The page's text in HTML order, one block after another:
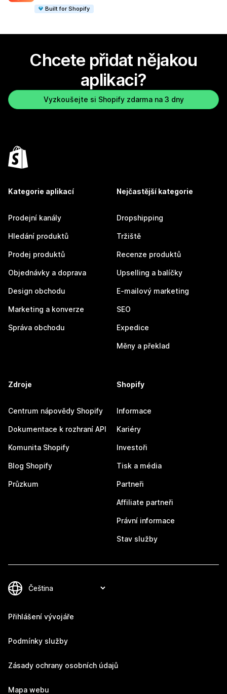
Built for Shopify
Chcete přidat nějakou
aplikaci?
Vyzkoušejte si Shopify zdarma na 3 dny
Kategorie aplikací
Prodejní kanály
Hledání produktů
Prodej produktů
Objednávky a doprava
Design obchodu
Marketing a konverze
Správa obchodu
Nejčastější kategorie
Dropshipping
Tržiště
Recenze produktů
Upselling a balíčky
E-mailový marketing
SEO
Expedice
Měny a překlad
Zdroje
Centrum nápovědy Shopify
Dokumentace k rozhraní API
Komunita Shopify
Blog Shopify
Průzkum
Shopify
Informace
Kariéry
Investoři
Tisk a média
Partneři
Affiliate partneři
Právní informace
Stav služby
Přihlášení vývojáře
Podmínky služby
Zásady ochrany osobních údajů
Mapa webu